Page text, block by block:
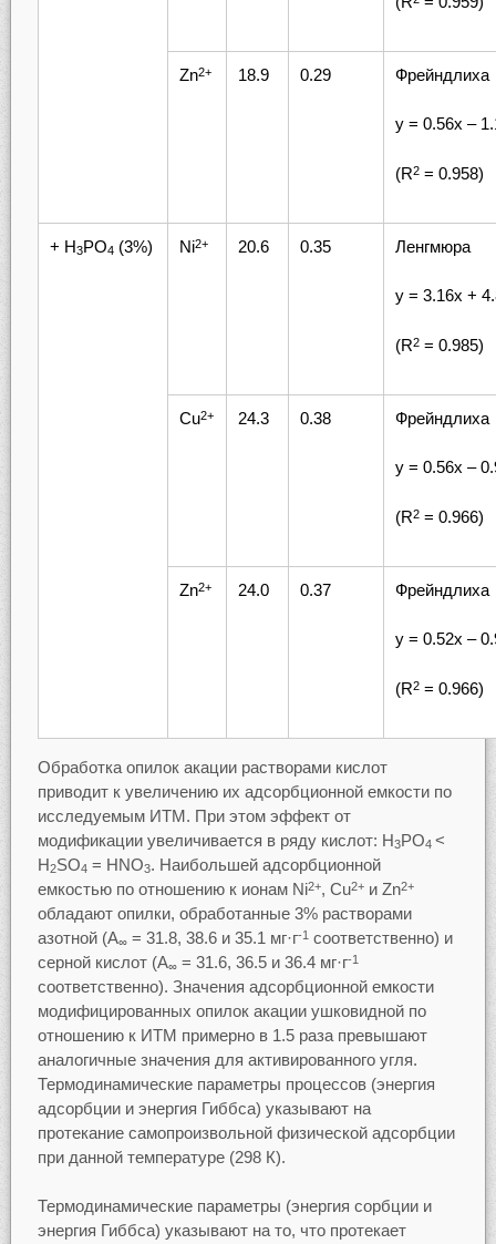
Zn2+ 18.9 0.29 Фрейндлиха
у = 0.56х –
(R2= 0.958)
+ H3PO4 (3%) Ni2+ 20.6 0.35 Ленгмюра
у = 3.16х +
(R2= 0.985)
Cu2+ 24.3 0.38 Фрейндлиха
у = 0.56х –
(R2= 0.966)
Zn2+ 24.0 0.37 Фрейндлиха
у = 0.52х –
(R2= 0.966)
Обработка опилок акации растворами кислот
приводит к увеличению их адсорбционной емкости по
исследуемым ИТМ. При этом эффект от
модификации увеличивается в ряду кислот: H3PO4 <
H2SO4 = HNO3. Наибольшей адсорбционной
емкостью по отношению к ионам Ni2+, Cu2+и Zn2+
обладают опилки, обработанные 3% растворами
азотной (А∞= 31.8, 38.6 и 35.1 мг·г-1соответственно) и
серной кислот (А∞= 31.6, 36.5 и 36.4 мг·г-1
соответственно). Значения адсорбционной емкости
модифицированных опилок акации ушковидной по
отношению к ИТМ примерно в 1.5 раза превышают
аналогичные значения для активированного угля.
Термодинамические параметры процессов (энергия
адсорбции и энергия Гиббса) указывают на
протекание самопроизвольной физической адсорбции
при данной температуре (298 К).
Термодинамические параметры (энергия сорбции и
энергия Гиббса) указывают на то, что протекает